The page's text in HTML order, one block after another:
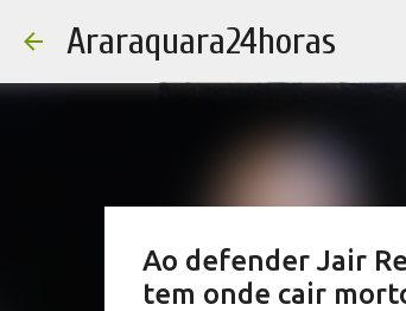
Araraquara24horas
Ao defender Jair
tem onde cair